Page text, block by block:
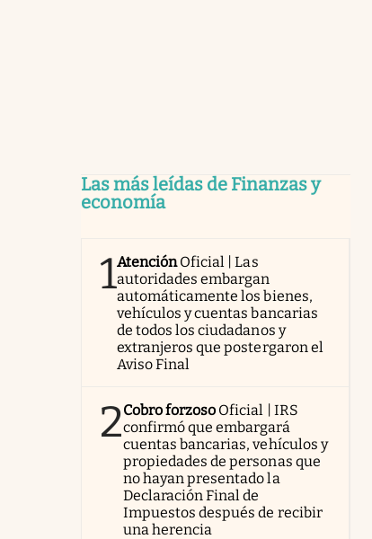
Las más leídas de Finanzas y
economía
1AtenciónOficial | Las
autoridades embargan
automáticamente los bienes,
vehículos y cuentas bancarias
de todos los ciudadanos y
extranjeros que postergaron el
Aviso Final
2Cobro forzoso Oficial | IRS
confirmó que embargará
cuentas bancarias, vehículos y
propiedades de personas que
no hayan presentado la
Declaración Final de
Impuestos después de recibir
una herencia